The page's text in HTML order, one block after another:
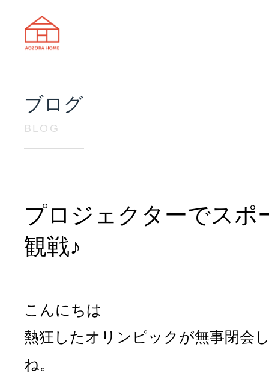
ブログ
BLOG
プロジェクターでスポ
観戦♪
こんにちは
熱狂したオリンピックが無事閉会
ね。